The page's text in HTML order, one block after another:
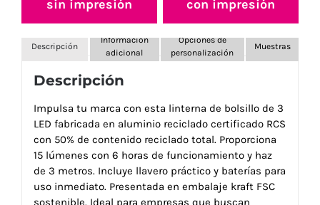
sin impresión
con impresión
Descripción
Información
adicional
Opciones de
personalización
Muestras
Descripción
Impulsa tu marca con esta linterna de bolsillo de 3
LED fabricada en aluminio reciclado certificado RCS
con 50% de contenido reciclado total. Proporciona
15 lúmenes con 6 horas de funcionamiento y haz
de 3 metros. Incluye llavero práctico y baterías para
uso inmediato. Presentada en embalaje kraft FSC
sostenible. Ideal para empresas que buscan